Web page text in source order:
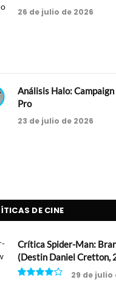
26 de julio de 2026
Análisis Halo: Campaign
Pro
23 de julio de 2026
DE CINE
Crítica Spider-Man:
(Destin Daniel Cretton,
29 de julio